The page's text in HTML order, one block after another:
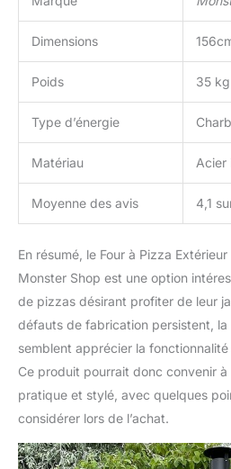
confort
Dimensions
Poids 35 kg
Type d’énergie
Matériau Acier
Moyenne des avis 4,1
En résumé, le Four à Pizza
Monster Shop est une option
de pizzas désirant profiter de leur
défauts de fabrication persistent,
semblent apprécier la
Ce produit pourrait donc convenir
pratique et stylé, avec quelques
considérer lors de l’achat.